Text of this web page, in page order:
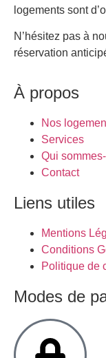
logements sont
N’hésitez pas à
réservation
À propos
Nos
Services
Qui
Contact
Liens utiles
Mentions
Conditions
Politique de
Modes de